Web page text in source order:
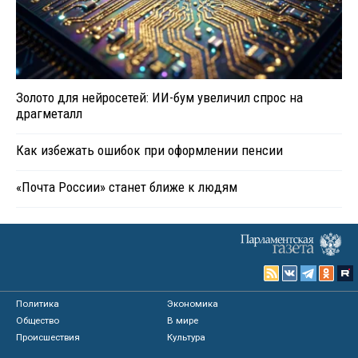
Золото для нейросетей: ИИ-бум увеличил спрос на
драгметалл
Как избежать ошибок при оформлении пенсии
«Почта России» станет ближе к людям
Политика
Экономика
Общество
В мире
Происшествия
Культура